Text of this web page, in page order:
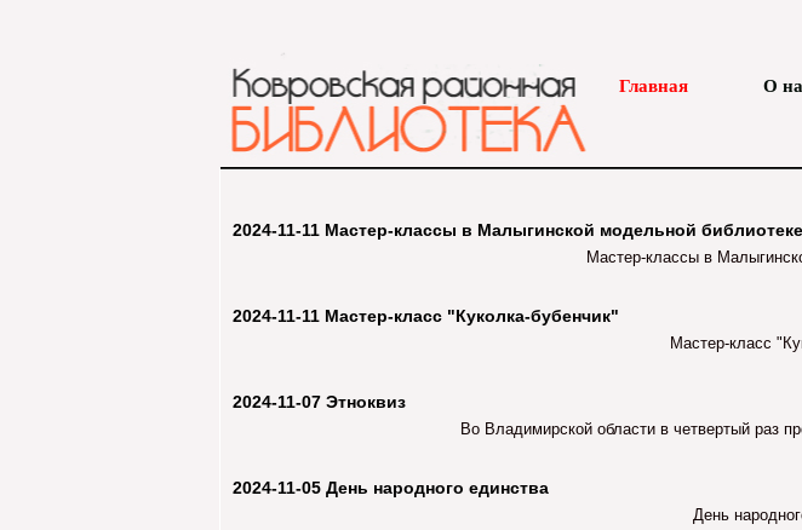
Главная О
2024-11-11 Мастер-классы в Малыгинской модельной библиотеке
Мастер-классы в
2024-11-11 Мастер-класс "Куколка-бубенчик"
Мастер-класс
2024-11-07 Этноквиз
Во Владимирской области в четвертый раз
2024-11-05 День народного единства
День